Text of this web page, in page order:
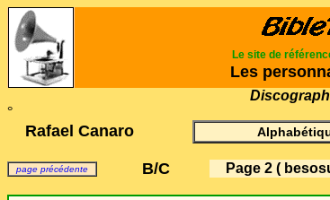
Le site de
Les
°
Rafael Canaro
page précédente B/C Page 2(